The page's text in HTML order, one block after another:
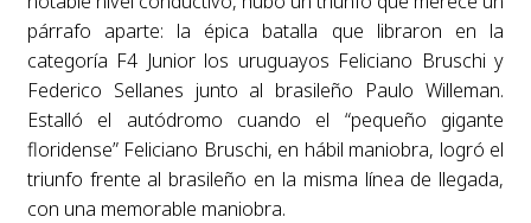
párrafo aparte: la épica batalla que libraron en la
categoría F4 Junior los uruguayos Feliciano Bruschi y
Federico Sellanes junto al brasileño Paulo Willeman.
Estalló el autódromo cuando el “pequeño gigante
floridense” Feliciano Bruschi, en hábil maniobra, logró el
triunfo frente al brasileño en la misma línea de llegada,
con una memorable maniobra.